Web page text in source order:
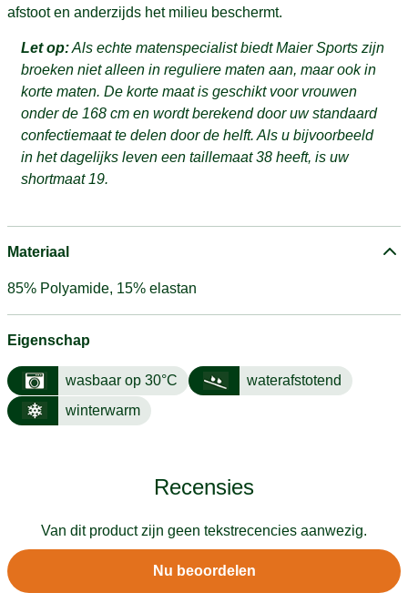
afstoot en anderzijds het milieu beschermt.
Let op:Als echte matenspecialist biedt Maier Sports zijn
broeken niet alleen in reguliere maten aan, maar ook in
korte maten. De korte maat is geschikt voor vrouwen
onder de 168 cm en wordt berekend door uw standaard
confectiemaat te delen door de helft. Als u bijvoorbeeld
in het dagelijks leven een taillemaat 38 heeft, is uw
shortmaat 19.
Materiaal
85% Polyamide, 15% elastan
Eigenschap
wasbaar op 30°C
waterafstotend
winterwarm
Recensies
Van dit product zijn geen tekstrecencies aanwezig.
Nu beoordelen